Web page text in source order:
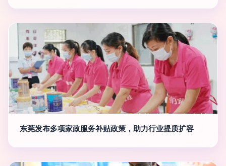
东莞发布多项家政服务补贴政策，助力行业提质扩容